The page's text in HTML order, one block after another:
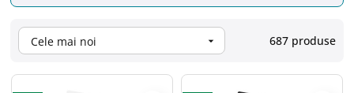
Cele mai noi  687 produse